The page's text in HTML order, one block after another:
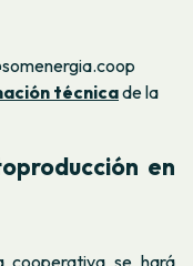
técnicade la
en
cooperativa se hará